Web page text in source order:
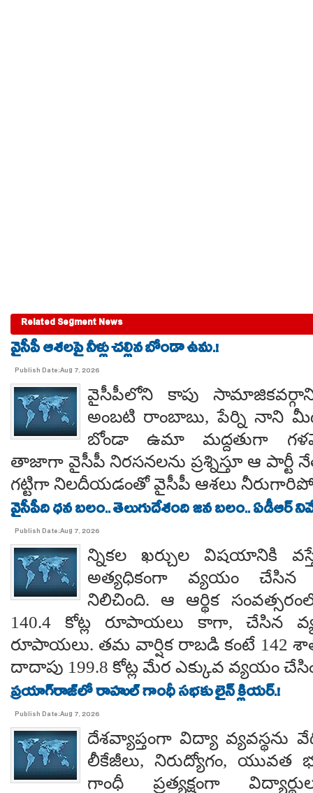
Related Segment News
వైసీపీ ఆశలపై నీళ్లు చల్లిన బోండా ఉమ.!
Publish Date:Aug 7, 2026
వైసీపీలోని కాపు
అంబటి రాంబాబు, పేర్ని నాని
బోండా ఉమా మద్దతుగా
తాజాగా వైసీపీ నిరసనలను ప్రశ్నిస్తూ ఆ
గట్టిగా నిలదీయడంతో వైసీపీ ఆశలు
వైసీపీది ధన బలం.. తెలుగుదేశంది జన బలం.. ఏడీఆర్
Publish Date:Aug 7, 2026
న్నికల ఖర్చుల విషయానికి
అత్యధికంగా వ్యయం చేసిన
నిలిచింది. ఆ ఆర్థిక
140.4 కోట్ల రూపాయలు కాగా, చేసిన
రూపాయలు. తమ వార్షిక రాబడి కంటే 142
దాదాపు 199.8 కోట్ల మేర ఎక్కువ వ్యయం
ప్రయాగ్‌రాజ్‌లో రాహుల్ గాంధీ సభకు లైన్ క్లియర్.!
Publish Date:Aug 7, 2026
దేశవ్యాప్తంగా విద్యా వ్యవస్థను
లీకేజీలు, నిరుద్యోగం, యువత
గాంధీ ప్రత్యక్షంగా